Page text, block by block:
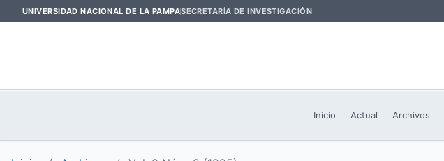
UNIVERSIDAD NACIONAL DE LA PAMPASECRETARÍA DE INVESTIGACIÓN
Inicio Actual Archivos